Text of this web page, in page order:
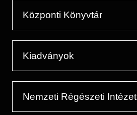
Központi Könyvtár
Kiadványok
Nemzeti Régészeti Intézet